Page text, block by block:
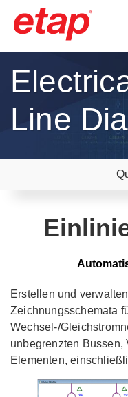
Line
Erstellen und
Zeichnungsschemata
Wechsel-/
unbegrenzten Bussen,
Elementen,